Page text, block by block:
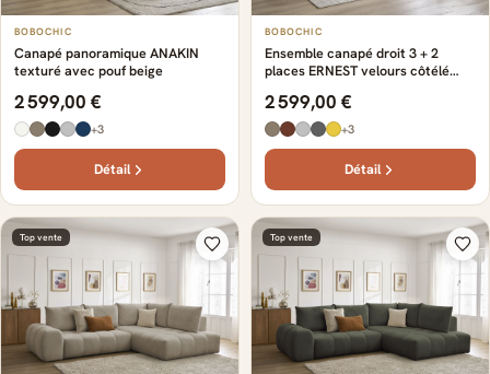
BOBOCHIC
Canapé panoramique ANAKIN
texturé avec pouf beige
2 599,00 €
+3
Détail
BOBOCHIC
Ensemble canapé droit 3 + 2
places ERNEST velours côtélé
2 599,00 €
+3
Détail
Top vente Top vente